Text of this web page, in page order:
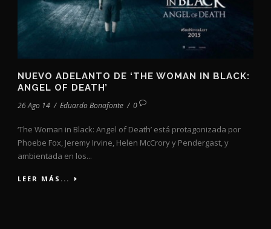
NUEVO ADELANTO DE ‘THE WOMAN IN BLACK:
ANGEL OF DEATH’
26 Ago 14 / Eduardo Bonafonte / 0
‘The Woman in Black: Angel of Death’ está protagonizada por
Phoebe Fox, Jeremy Irvine, Helen McCrory y Pendergast, y
ambientada en los...
LEER MÁS...